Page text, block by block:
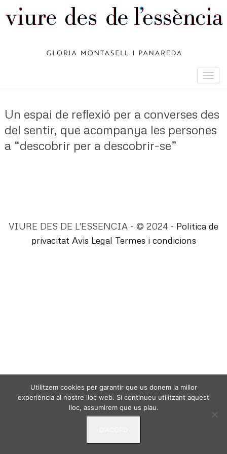
Un espai de reflexió per a converses des
del sentir, que acompanya les persones
a “descobrir per a descobrir-se”
VIURE DES DE L'ESSENCIA - © 2024 - Politica de
privacitat Avis Legal Termes i condicions
Utilitzem cookies per garantir que us donem la millor
experiència al nostre lloc web. Si continueu utilitzant aquest
lloc, assumirem que us plau.